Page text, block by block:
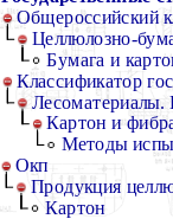
Общероссийский
Целлюлозно-
Бумага и
Классификатор
Лесоматериалы.
Картон и
Методы
Окп
Продукция
Картон